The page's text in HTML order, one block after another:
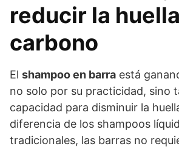
reducir la
carbono
El shampoo en barra está
no solo por su practicidad, sino
capacidad para disminuir la
diferencia de los shampoos
tradicionales, las barras no